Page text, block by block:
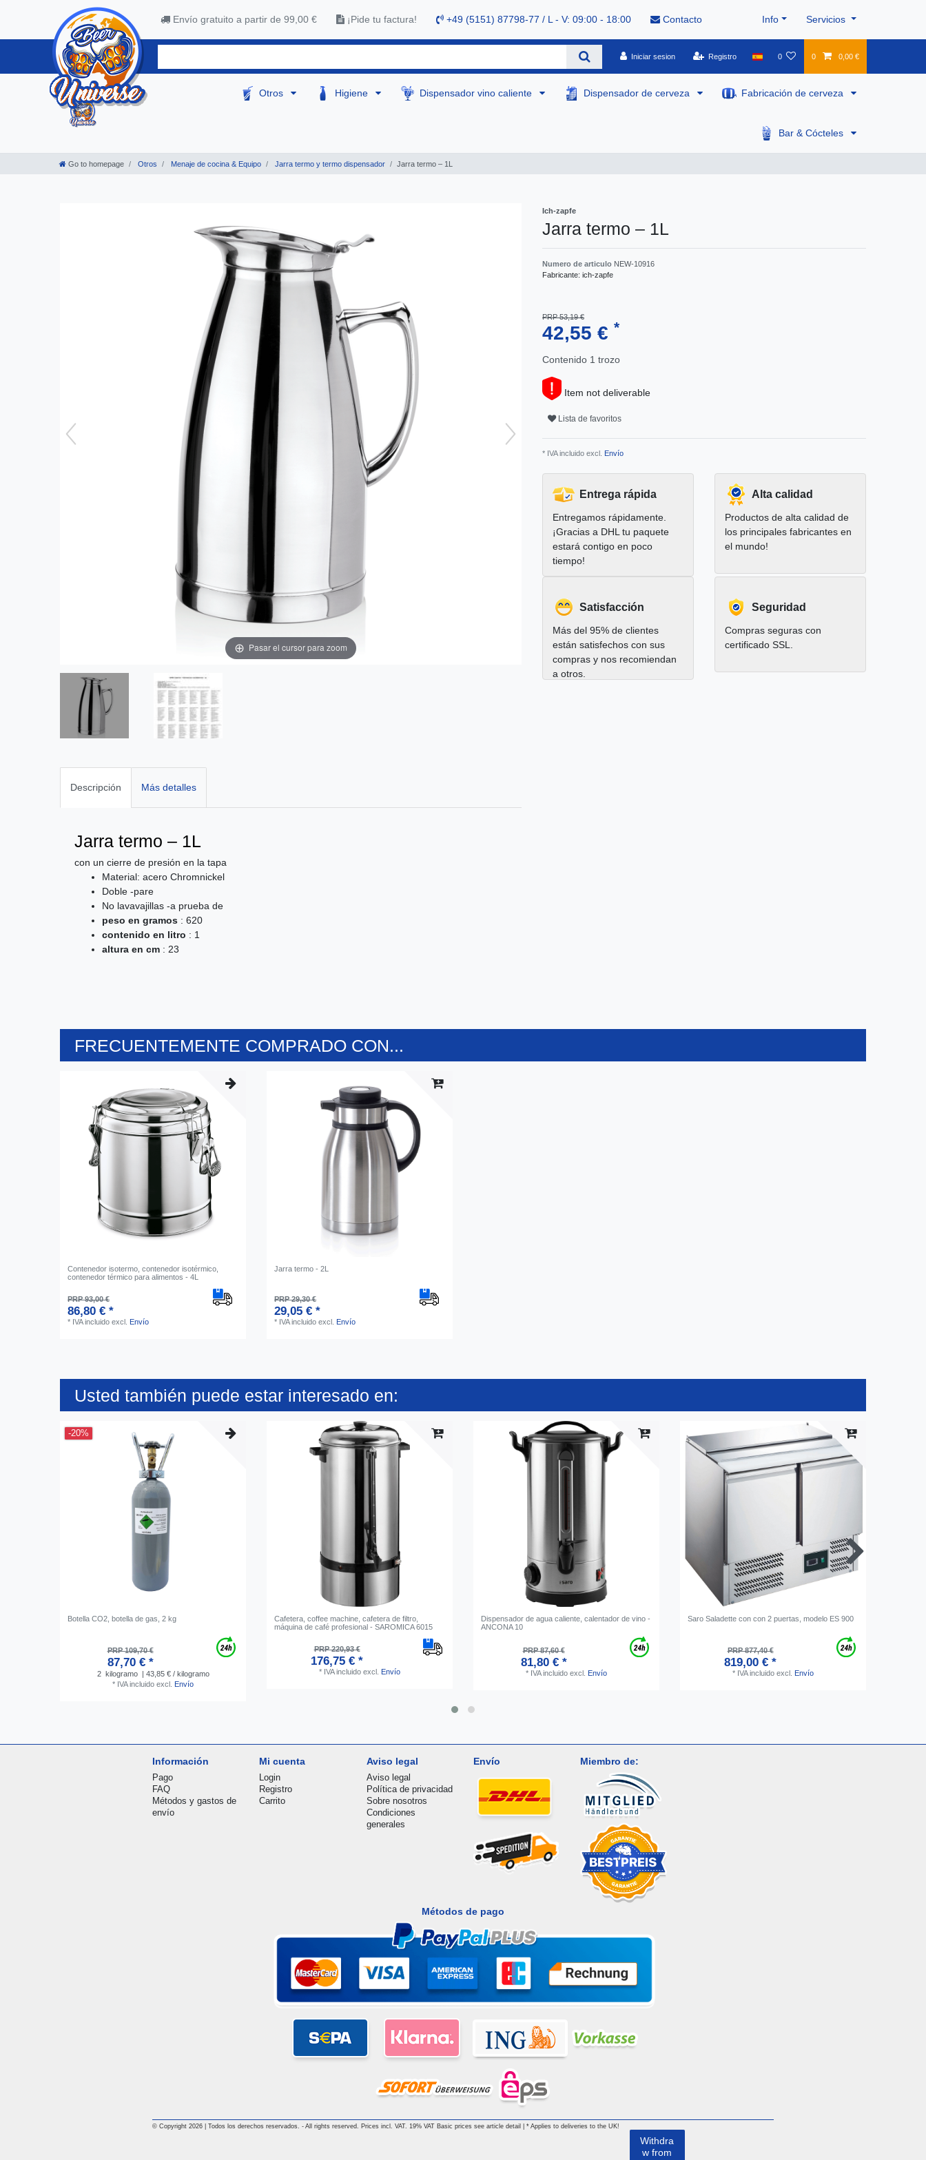
Envío gratuito a partir de 99,00 € ¡Pide tu factura! +49 (5151) 87798-77 / L - V: 09:00 - 18:00 Contacto Info Servicios
Iniciar sesion Registro 0 0 0,00 €
Otros Higiene Dispensador vino caliente Dispensador de cerveza Fabricación de cerveza
Bar & Cócteles
Go to homepage Otros Menaje de cocina & Equipo Jarra termo y termo dispensador Jarra termo – 1L
Pasar el cursor para zoom
Descripción Más detalles
Jarra termo – 1L
con un cierre de presión en la tapa
Material: acero Chromnickel
Doble -pare
No lavavajillas -a prueba de
peso en gramos : 620
contenido en litro : 1
altura en cm : 23
Ich-zapfe
Jarra termo – 1L
Numero de articulo NEW-10916
Fabricante: ich-zapfe
PRP 53,19 €
42,55 € *
Contenido 1 trozo
Item not deliverable
Lista de favoritos
* IVA incluido excl. Envío
Entrega rápida
Entregamos rápidamente.
¡Gracias a DHL tu paquete
estará contigo en poco
tiempo!
Alta calidad
Productos de alta calidad de
los principales fabricantes en
el mundo!
Satisfacción
Más del 95% de clientes
están satisfechos con sus
compras y nos recomiendan
a otros.
Seguridad
Compras seguras con
certificado SSL.
FRECUENTEMENTE COMPRADO CON...
Contenedor isotermo, contenedor isotérmico,
contenedor térmico para alimentos - 4L
PRP 93,00 €
86,80 € *
* IVA incluido excl. Envío
Jarra termo - 2L
PRP 29,30 €
29,05 € *
* IVA incluido excl. Envío
Usted también puede estar interesado en:
-20%
Botella CO2, botella de gas, 2 kg
PRP 109,70 €
87,70 € *
2 kilogramo
| 43,85 € / kilogramo
* IVA incluido excl. Envío
Cafetera, coffee machine, cafetera de filtro,
máquina de café profesional - SAROMICA 6015
PRP 220,93 €
176,75 € *
* IVA incluido excl. Envío
Dispensador de agua caliente, calentador de vino -
ANCONA 10
PRP 87,60 €
81,80 € *
* IVA incluido excl. Envío
Saro Saladette con con 2 puertas, modelo ES 900
PRP 877,40 €
819,00 € *
* IVA incluido excl. Envío
Información
Pago
FAQ
Métodos y gastos de
envío
Mi cuenta
Login
Registro
Carrito
Aviso legal
Aviso legal
Política de privacidad
Sobre nosotros
Condiciones
generales
Envío Miembro de:
Métodos de pago
© Copyright 2026 | Todos los derechos reservados. - All rights reserved. Prices incl. VAT. 19% VAT Basic prices see article detail | * Applies to deliveries to the UK!
Withdra
w from